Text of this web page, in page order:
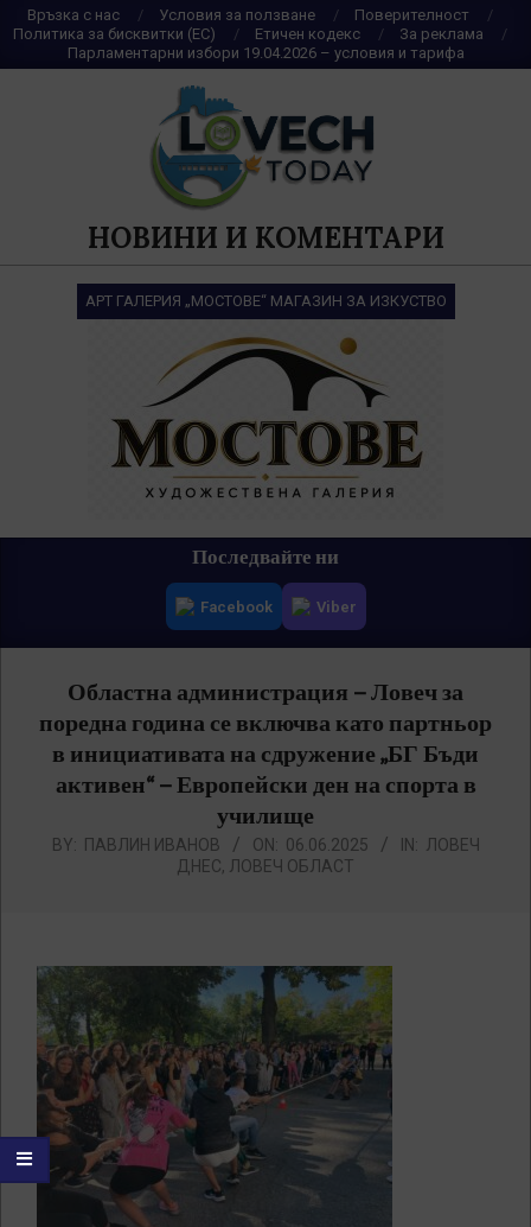
Skip
to
content
Връзка с нас Условия за ползване
Поверителност
Политика за бисквитки (ЕС)
Етичен кодекс
За реклама
Парламентарни избори 19.04.2026 – условия и тарифа
НОВИНИ И КОМЕНТАРИ
АРТ ГАЛЕРИЯ „МОСТОВЕ“ МАГАЗИН ЗА ИЗКУСТВО
Последвайте ни
Facebook Viber
Областна администрация – Ловеч за
поредна година се включва като партньор
в инициативата на сдружение „БГ Бъди
активен“ – Европейски ден на спорта в
училище
BY: ПАВЛИН ИВАНОВ ON: 06.06.2025 IN: ЛОВЕЧ
ДНЕС, ЛОВЕЧ ОБЛАСТ